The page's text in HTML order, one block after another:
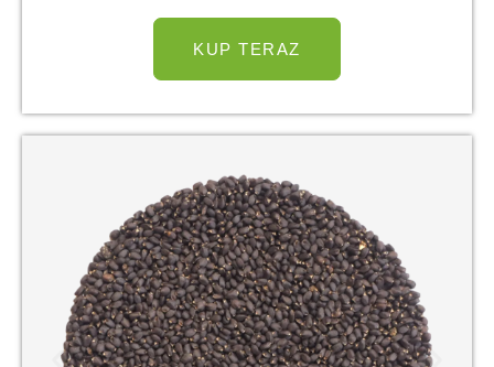
KUP TERAZ